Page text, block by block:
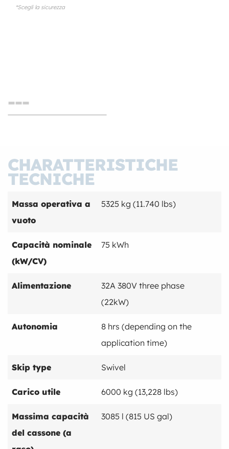
*Scegli la sicurezza
---
Event Bauma
CHARATTERISTICHE
TECNICHE
Massa operativa a
vuoto
5325 kg (11.740 lbs)
Capacità nominale
(kW/CV)
75 kWh
Alimentazione
32A 380V three phase
(22kW)
Autonomia
8 hrs (depending on the
application time)
Skip type Swivel
Carico utile 6000 kg (13,228 lbs)
Massima capacità
del cassone (a
3085 l (815 US gal)